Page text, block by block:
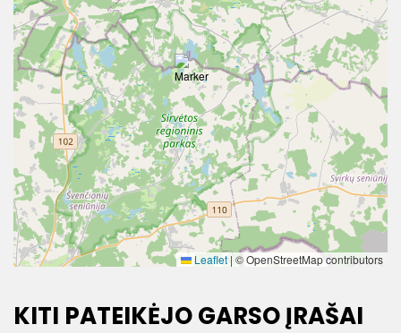
Leaflet | © OpenStreetMap contributors
KITI PATEIKĖJO GARSO ĮRAŠAI